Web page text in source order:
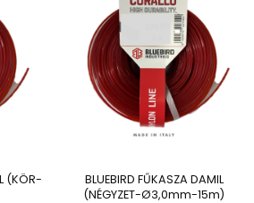
(KÖR-
BLUEBIRD FŰKASZA DAMIL
(NÉGYZET-Ø3,0mm-15m)